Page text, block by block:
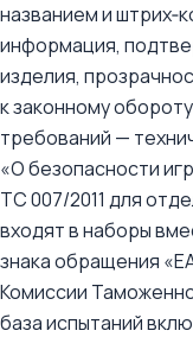
названием и
информация,
изделия,
к законному
требований —
«О безопасности
ТС 007/2011 для
входят в наборы
знака обращения
Комиссии
база испытаний